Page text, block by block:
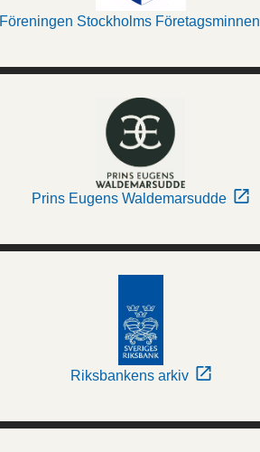
Föreningen Stockholms Företagsminnen
Prins Eugens Waldemarsudde
Riksbankens arkiv